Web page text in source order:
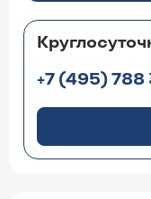
+7 (495) 788